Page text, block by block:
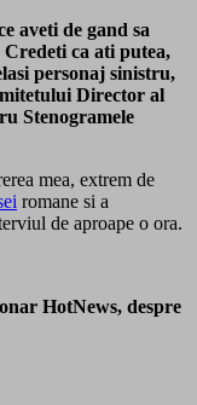
aveti de gand sa
ca ati putea,
personaj sinistru,
Director al
Stenogramele
mea, extrem de
romane si a
de aproape o ora.
HotNews, despre